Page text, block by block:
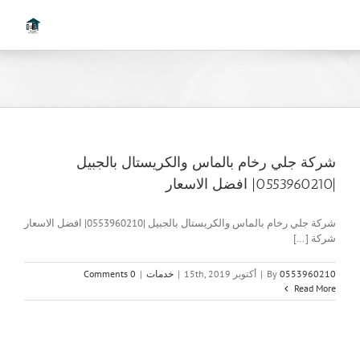
شركة جلي رخام بالماس والكريستال بالجبيل
|0553960210| افضل الاسعار
شركة جلي رخام بالماس والكريستال بالجبيل |0553960210| افضل الاسعار
شركة [...]
By 0553960210
| أكتوبر 15th, 2019 | خدمات |
0 Comments
Read More